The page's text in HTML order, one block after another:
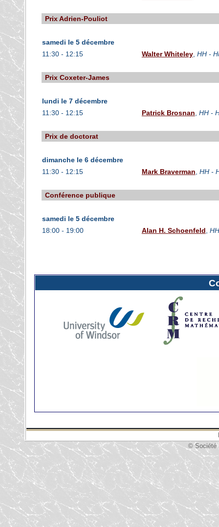
Prix Adrien-Pouliot
samedi le 5 décembre
11:30 - 12:15
Walter Whiteley, HH -
Prix Coxeter-James
lundi le 7 décembre
11:30 - 12:15
Patrick Brosnan, HH -
Prix de doctorat
dimanche le 6 décembre
11:30 - 12:15
Mark Braverman, HH -
Conférence publique
samedi le 5 décembre
18:00 - 19:00
Alan H. Schoenfeld,
© Société